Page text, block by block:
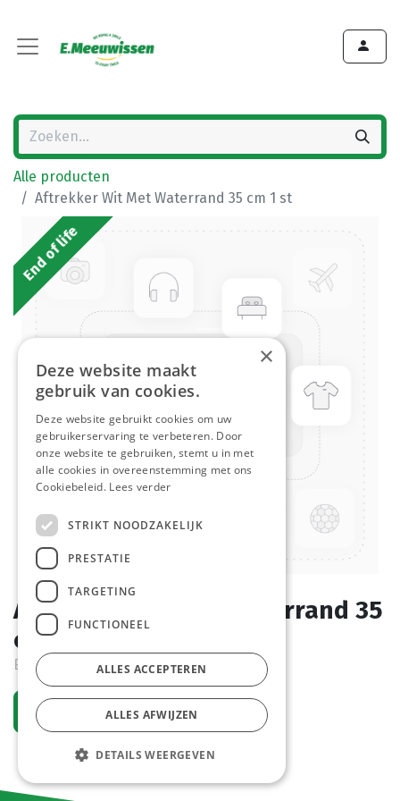
Alle producten
Aftrekker Wit Met Waterrand 35 cm 1 st
End of life
Aftrekker Wit Met Waterrand 35
cm 1 st
End of life
Vraag een account aan
×
Deze website maakt
gebruik van cookies.
Deze website gebruikt cookies om uw
gebruikerservaring te verbeteren. Door
onze website te gebruiken, stemt u in met
alle cookies in overeenstemming met ons
Cookiebeleid. Lees verder
STRIKT NOODZAKELIJK
PRESTATIE
TARGETING
FUNCTIONEEL
ALLES ACCEPTEREN
ALLES AFWIJZEN
DETAILS WEERGEVEN